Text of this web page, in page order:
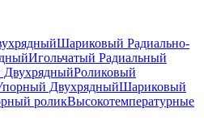
Шариковый Радиально-
Игольчатый Радиальный
ДвухрядныйРоликовый
ДвухрядныйШариковый
роликВысокотемпературные